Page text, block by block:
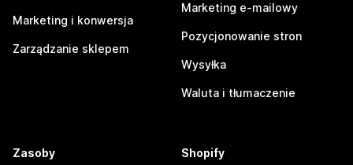
Marketing i konwersja
Zarządzanie sklepem
Marketing e-mailowy
Pozycjonowanie stron
Wysyłka
Waluta i tłumaczenie
Zasoby Shopify